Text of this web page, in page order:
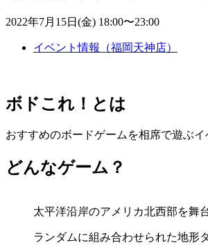
2022年7月15日(金) 18:00〜23:00
イベント情報（福岡天神店）
ボドこれ！とは
おすすめのボードゲームを相席で遊ぶイ
どんなゲーム？
太平洋沿岸のアメリカ北西部を舞
ランダムに組み合わせられた地形